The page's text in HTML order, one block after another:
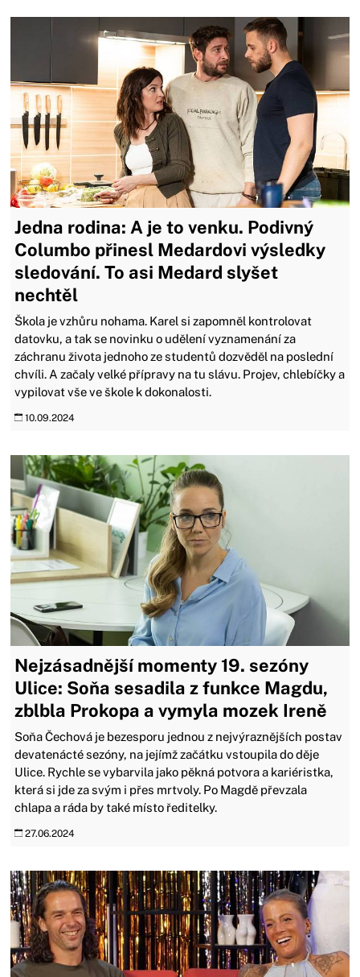
Jedna rodina: A je to venku. Podivný
Columbo přinesl Medardovi výsledky
sledování. To asi Medard slyšet
nechtěl
Škola je vzhůru nohama. Karel si zapomněl kontrolovat
datovku, a tak se novinku o udělení vyznamenání za
záchranu života jednoho ze studentů dozvěděl na poslední
chvíli. A začaly velké přípravy na tu slávu. Projev, chlebíčky a
vypilovat vše ve škole k dokonalosti.
10.09.2024
Nejzásadnější momenty 19. sezóny
Ulice: Soňa sesadila z funkce Magdu,
zblbla Prokopa a vymyla mozek Ireně
Soňa Čechová je bezesporu jednou z nejvýraznějších postav
devatenácté sezóny, na jejímž začátku vstoupila do děje
Ulice. Rychle se vybarvila jako pěkná potvora a kariéristka,
která si jde za svým i přes mrtvoly. Po Magdě převzala
chlapa a ráda by také místo ředitelky.
27.06.2024